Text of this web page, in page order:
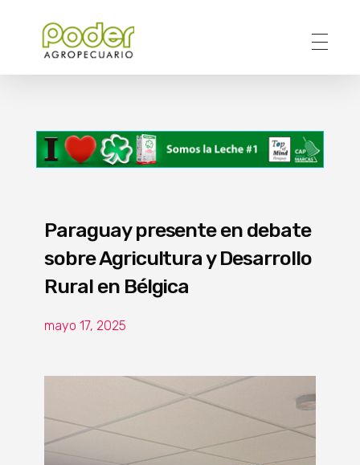
Paraguay presente en debate
sobre Agricultura y Desarrollo
Rural en Bélgica
mayo 17, 2025